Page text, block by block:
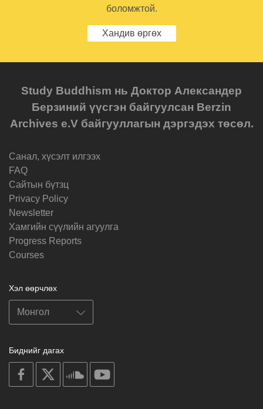
боломжтой.
Хандив өргөх
Study Buddhism нь Доктор Александер
Берзиний үүсгэн байгуулсан Berzin
Archives e.V байгууллагын дэргэдэх төсөл.
Санал, хүсэлт илгээх
FAQ
Cайтын бүтзц
Privacy Policy
Newsletter
Хамгийн сүүлийн агуулга
Progress Reports
Courses
Хэл өөрчлөх
Биднийг дагах
on
facebook
soundcloud